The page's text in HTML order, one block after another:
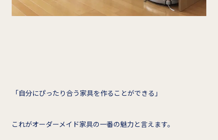
「自分にぴったり合う家具を作ることができる」
これがオーダーメイド家具の一番の魅力と言えます。